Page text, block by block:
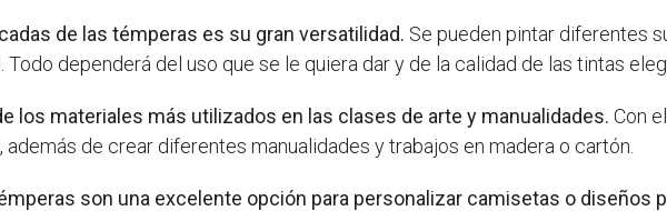
de las témperas es su gran versatilidad. Se pueden pintar diferentes
Todo dependerá del uso que se le quiera dar y de la calidad de las tintas
los materiales más utilizados en las clases de arte y manualidades. Con
de crear diferentes manualidades y trabajos en madera o cartón.
son una excelente opción para personalizar camisetas o diseños